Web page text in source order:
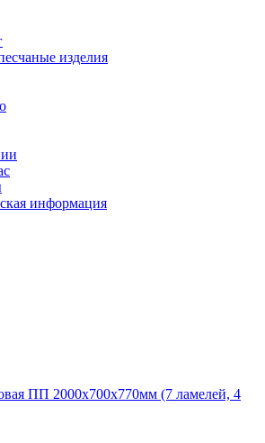
изделия
информация
ПП 2000х700х770мм (7 ламелей, 4